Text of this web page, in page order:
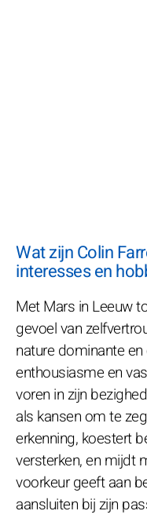
Wat zijn Colin
interesses en
Met Mars in Leeuw
gevoel van
nature dominante
enthousiasme en
voren in zijn
als kansen om te
erkenning, koestert
versterken, en mijdt
voorkeur geeft aan
aansluiten bij zijn